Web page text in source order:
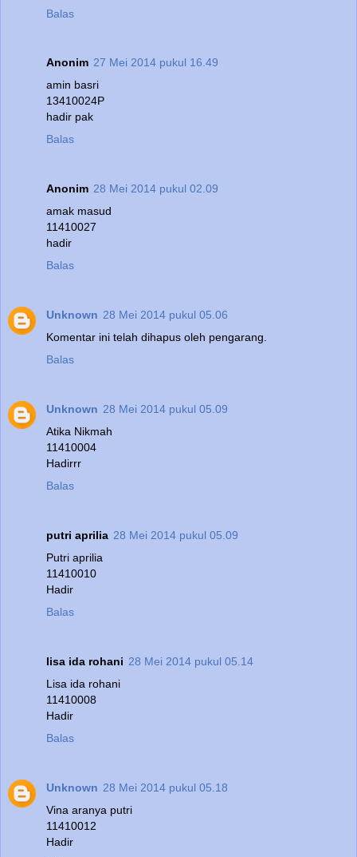
Balas
Anonim 27 Mei 2014 pukul 16.49
amin basri
13410024P
hadir pak
Balas
Anonim 28 Mei 2014 pukul 02.09
amak masud
11410027
hadir
Balas
Unknown 28 Mei 2014 pukul 05.06
Komentar ini telah dihapus oleh pengarang.
Balas
Unknown 28 Mei 2014 pukul 05.09
Atika Nikmah
11410004
Hadirrr
Balas
putri aprilia 28 Mei 2014 pukul 05.09
Putri aprilia
11410010
Hadir
Balas
lisa ida rohani 28 Mei 2014 pukul 05.14
Lisa ida rohani
11410008
Hadir
Balas
Unknown 28 Mei 2014 pukul 05.18
Vina aranya putri
11410012
Hadir